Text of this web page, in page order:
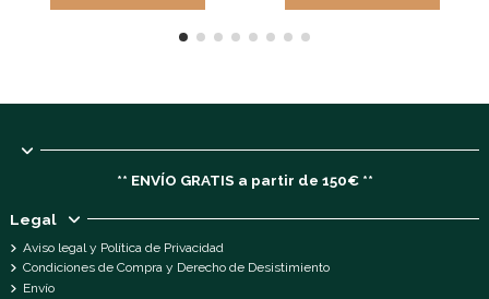
** ENVÍO GRATIS a partir de 150€ **
Legal
Aviso legal y Política de Privacidad
Condiciones de Compra y Derecho de Desistimiento
Envío